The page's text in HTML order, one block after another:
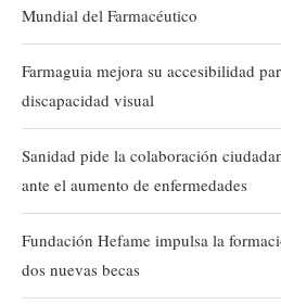
Mundial del Farmacéutico
Farmaguia mejora su accesibilidad
discapacidad visual
Sanidad pide la colaboración
ante el aumento de enfermedades
Fundación Hefame impulsa la
dos nuevas becas